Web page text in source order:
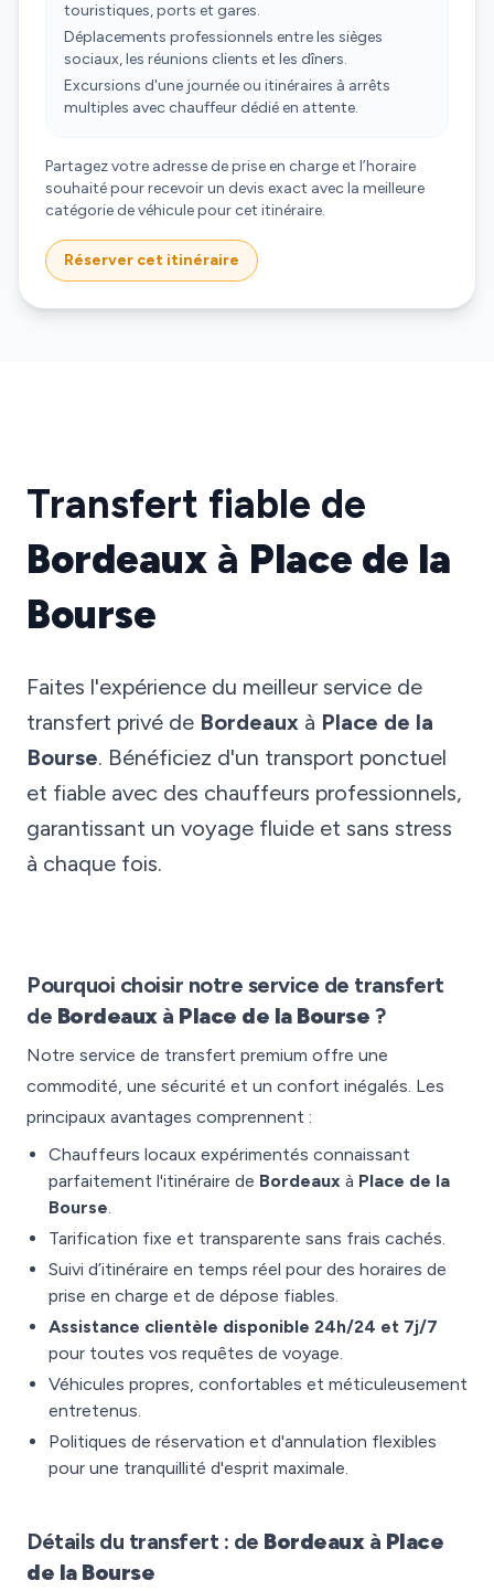
touristiques, ports et gares.
Déplacements professionnels entre les sièges
sociaux, les réunions clients et les dîners.
Excursions d'une journée ou itinéraires à arrêts
multiples avec chauffeur dédié en attente.
Partagez votre adresse de prise en charge et l’horaire
souhaité pour recevoir un devis exact avec la meilleure
catégorie de véhicule pour cet itinéraire.
Réserver cet itinéraire
Transfert fiable de
Bordeaux à Place de la
Bourse
Faites l'expérience du meilleur service de
transfert privé de Bordeaux à Place de la
Bourse. Bénéficiez d'un transport ponctuel
et fiable avec des chauffeurs professionnels,
garantissant un voyage fluide et sans stress
à chaque fois.
Pourquoi choisir notre service de transfert
de Bordeauxà Place de la Bourse ?
Notre service de transfert premium offre une
commodité, une sécurité et un confort inégalés. Les
principaux avantages comprennent :
Chauffeurs locaux expérimentés connaissant
parfaitement l'itinéraire de Bordeaux à Place de la
Bourse.
Tarification fixe et transparente sans frais cachés.
Suivi d’itinéraire en temps réel pour des horaires de
prise en charge et de dépose fiables.
Assistance clientèle disponible 24h/24 et 7j/7
pour toutes vos requêtes de voyage.
Véhicules propres, confortables et méticuleusement
entretenus.
Politiques de réservation et d'annulation flexibles
pour une tranquillité d'esprit maximale.
Détails du transfert : de Bordeauxà Place
de la Bourse